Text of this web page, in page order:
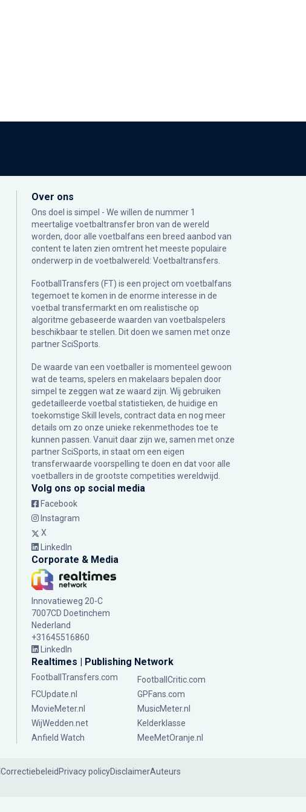
Over ons
Ons doel is simpel - We willen de nummer 1
meertalige voetbaltransfer bron van de wereld
worden, door alle voetbalfans een breed aanbod van
content te laten zien omtrent het meeste populaire
onderwerp in de voetbalwereld: Voetbaltransfers.
FootballTransfers (FT) is een project om voetbalfans
tegemoet te komen in de enorme interesse in de
voetbal transfermarkt en om realistische op
algoritme gebaseerde waarden van voetbalspelers
beschikbaar te stellen. Dit doen we samen met onze
partnerSciSports
De waarde van een voetballer is momenteel gewoon
wat de teams, spelers en makelaars bepalen door
simpel te zeggen wat ze waard zijn. Wij gebruiken
gedetailleerde voetbal statistieken, de huidige en
toekomstige Skill levels, contract data en nog meer
details om zo onze unieke rekenmethodes toe te
kunnen passen. Vanuit daar zijn we, samen met onze
partner SciSports, in staat om een eigen
transferwaarde voorspelling te doen en dat voor alle
voetballers in de grootste competities wereldwijd.
Volg ons op social media
Facebook
Instagram
X
LinkedIn
Corporate & Media
Innovatieweg 20-C
7007CD Doetinchem
Nederland
+31645516860
LinkedIn
Realtimes | Publishing Network
FootballTransfers.com
FootballCritic.com
FCUpdate.nl
GPFans.com
MovieMeter.nl
MusicMeter.nl
WijWedden.net
Kelderklasse
Anfield Watch
MeeMetOranje.nl
Correctiebeleid Privacy policyDisclaimerAuteurs